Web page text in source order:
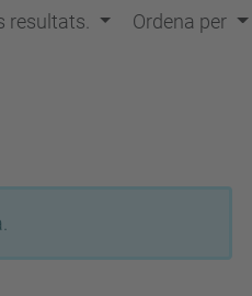
resultats. Ordena per